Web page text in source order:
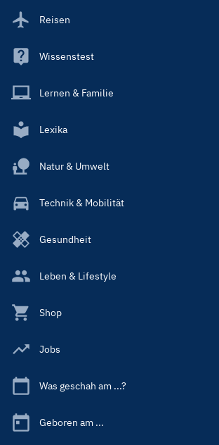
Reisen
Wissenstest
Lernen & Familie
Lexika
Natur & Umwelt
Technik & Mobilität
Gesundheit
Leben & Lifestyle
Shop
Jobs
Was geschah am ...?
Geboren am ...